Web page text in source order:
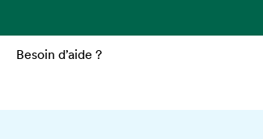
Besoin d’aide ?